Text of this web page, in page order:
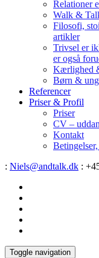
Relationer
Walk &
Filosofi,
artikler
Trivsel er
er også
Kærlighed
Børn &
Referencer
Priser & Profil
Priser
CV –
Kontakt
: Niels@andtalk.dk :
Toggle navigation